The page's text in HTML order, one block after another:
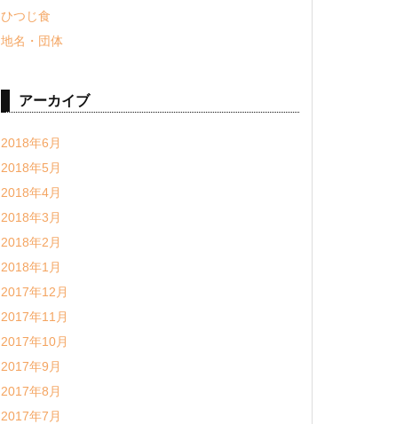
ひつじ食
地名・団体
アーカイブ
2018年6月
2018年5月
2018年4月
2018年3月
2018年2月
2018年1月
2017年12月
2017年11月
2017年10月
2017年9月
2017年8月
2017年7月